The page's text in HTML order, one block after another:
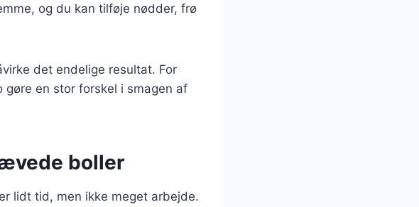
og du kan tilføje nødder, frø
det endelige resultat. For
gøre en stor forskel i smagen af
boller
lidt tid, men ikke meget arbejde.